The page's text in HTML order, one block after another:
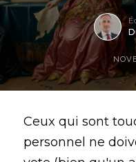
Ceux qui sont
personnel ne